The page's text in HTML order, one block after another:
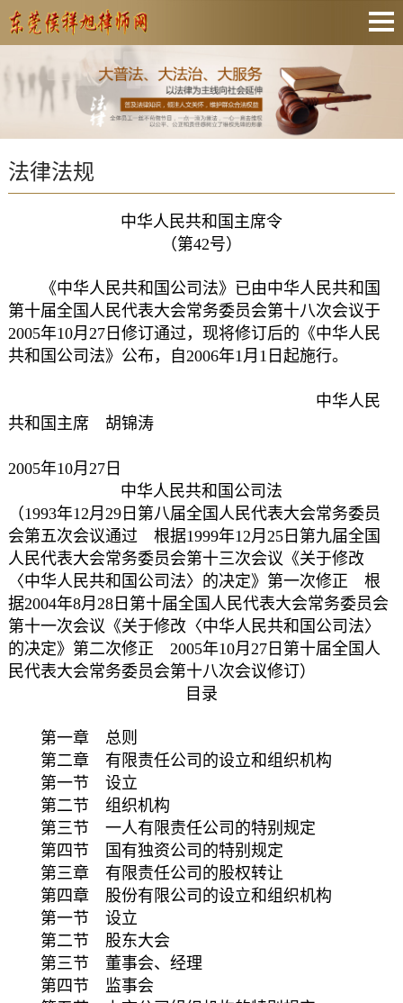
关于我们
联系我们
法律法规
中华人民共和国主席令
（第42号）
《中华人民共和国公司法》已由中华人民共和国
第十届全国人民代表大会常务委员会第十八次会议于
2005年10月27日修订通过，现将修订后的《中华人民
共和国公司法》公布，自2006年1月1日起施行。
中华人民
共和国主席 胡锦涛
2005年10月27日
中华人民共和国公司法
（1993年12月29日第八届全国人民代表大会常务委员
会第五次会议通过 根据1999年12月25日第九届全国
人民代表大会常务委员会第十三次会议《关于修改
〈中华人民共和国公司法〉的决定》第一次修正 根
据2004年8月28日第十届全国人民代表大会常务委员会
第十一次会议《关于修改〈中华人民共和国公司法〉
的决定》第二次修正 2005年10月27日第十届全国人
民代表大会常务委员会第十八次会议修订）
目录
第一章 总则
第二章 有限责任公司的设立和组织机构
第一节 设立
第二节 组织机构
第三节 一人有限责任公司的特别规定
第四节 国有独资公司的特别规定
第三章 有限责任公司的股权转让
第四章 股份有限公司的设立和组织机构
第一节 设立
第二节 股东大会
第三节 董事会、经理
第四节 监事会